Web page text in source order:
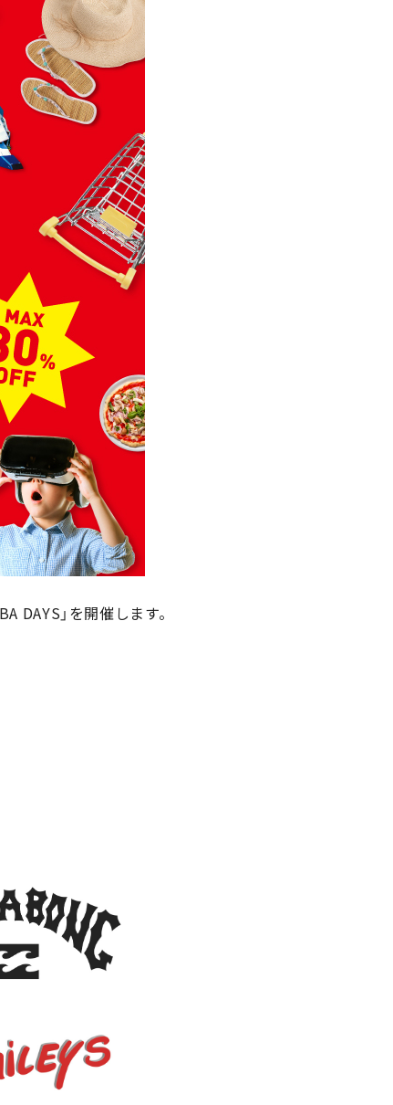
DAYS」を開催します。